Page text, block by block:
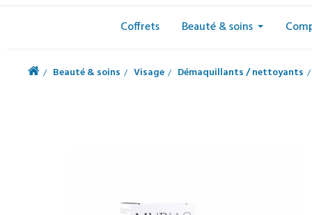
Coffrets Beauté & soins
Beauté & soins Visage Démaquillants / nettoyants